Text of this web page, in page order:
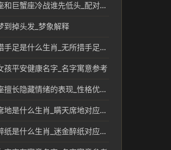
水瓶座和巨蟹座冷战谁先低头_配对关系解读
到掉头发_梦象解释
无所措手足是什么生肖_无所措手足表现对应的生肖分析
孩平安健康名字_名字寓意参考
巨蟹座擅长隐藏情绪的表现_性格优势解析
瞒天席地是什么生肖_瞒天席地对应生肖的传统文化解读
迷金醉纸是什么生肖_迷金醉纸对应的生肖文化解读